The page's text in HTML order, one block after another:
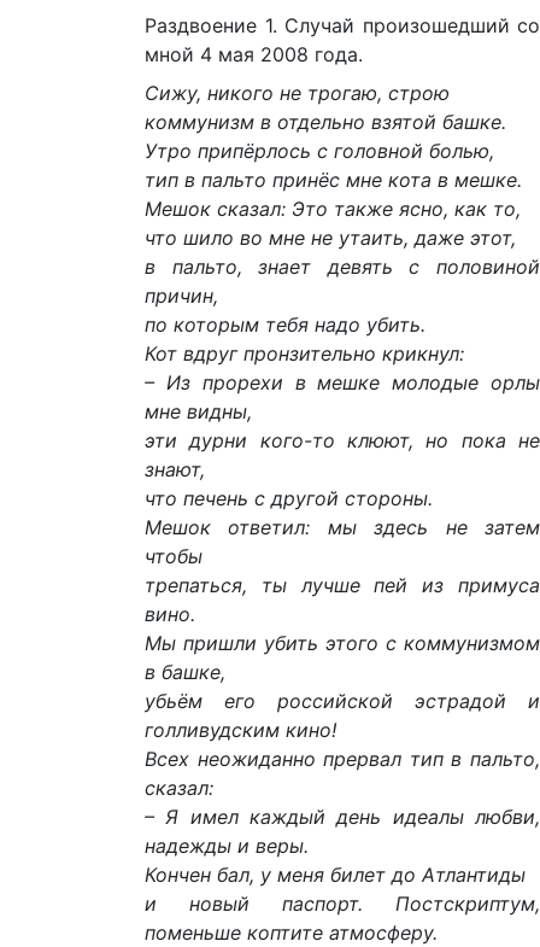
Раздвоение 1. Случай произошедший со
мной 4 мая 2008 года.
Сижу, никого не трогаю, строю
коммунизм в отдельно взятой башке.
Утро припёрлось с головной болью,
тип в пальто принёс мне кота в мешке.
Мешок сказал: Это также ясно, как то,
что шило во мне не утаить, даже этот,
в пальто, знает девять с половиной
причин,
по которым тебя надо убить.
Кот вдруг пронзительно крикнул:
– Из прорехи в мешке молодые орлы
мне видны,
эти дурни кого-то клюют, но пока не
знают,
что печень с другой стороны.
Мешок ответил: мы здесь не затем
чтобы
трепаться, ты лучше пей из примуса
вино.
Мы пришли убить этого с коммунизмом
в башке,
убьём его российской эстрадой и
голливудским кино!
Всех неожиданно прервал тип в пальто,
сказал:
– Я имел каждый день идеалы любви,
надежды и веры.
Кончен бал, у меня билет до Атлантиды
и новый паспорт. Постскриптум,
поменьше коптите атмосферу.